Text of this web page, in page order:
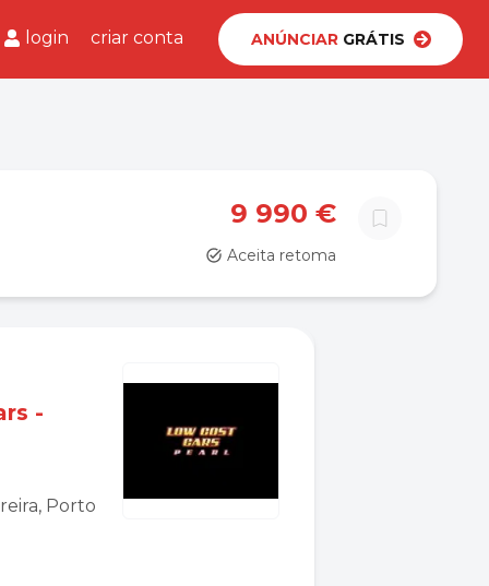
login criar conta ANÚNCIARGRÁTIS
9 990 €
Aceita retoma
-
Porto